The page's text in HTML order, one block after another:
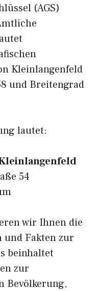
(AGS)
Kleinlangenfeld
und Breitengrad
lautet:
54
wir Ihnen die
und Fakten zur
beinhaltet
zur
Bevölkerung,